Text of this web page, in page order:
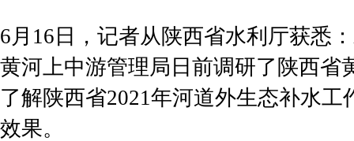
6月16日，记者从陕西省水利厅获悉
黄河上中游管理局日前调研了陕西省
了解陕西省2021年河道外生态补水工
效果。